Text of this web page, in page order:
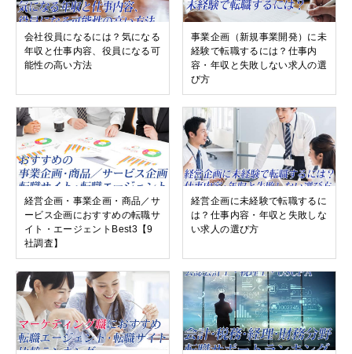
会社役員になるには？気になる
年収と仕事内容、役員になる可
能性の高い方法
事業企画（新規事業開発）に未
経験で転職するには？仕事内
容・年収と失敗しない求人の選
び方
経営企画・事業企画・商品／サ
ービス企画におすすめの転職サ
イト・エージェントBest3【9
社調査】
経営企画に未経験で転職するに
は？仕事内容・年収と失敗しな
い求人の選び方